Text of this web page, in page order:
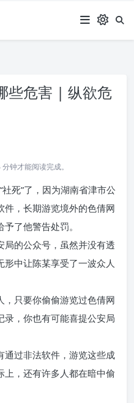
些危害 | 纵欲危
钟才能阅读完成。
死”了，因为湖南省津市公
，长期游览境外的色倩网
了他警告处罚。
的公众号，虽然并没有透
中让陈某享受了一波众人
，只要你偷偷游览过色倩网
，你也有可能喜提公安局
通过非法软件，游览这些成
上，还有许多人都在暗中偷